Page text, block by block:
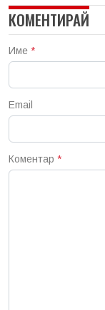
КОМЕНТИРАЙ
Име *
Email
Коментар *